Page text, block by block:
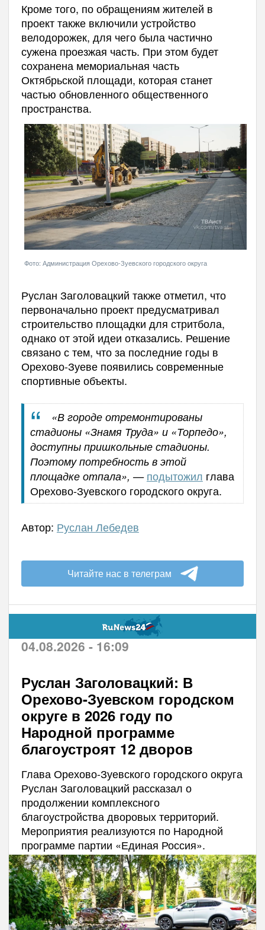
Кроме того, по обращениям жителей в
проект также включили устройство
велодорожек, для чего была частично
сужена проезжая часть. При этом будет
сохранена мемориальная часть
Октябрьской площади, которая станет
частью обновленного общественного
пространства.
Фото: Администрация Орехово-Зуевского городского округа
Руслан Заголовацкий также отметил, что
первоначально проект предусматривал
строительство площадки для стритбола,
однако от этой идеи отказались. Решение
связано с тем, что за последние годы в
Орехово-Зуеве появились современные
спортивные объекты.
«В городе отремонтированы
стадионы «Знамя Труда» и «Торпедо»,
доступны пришкольные стадионы.
Поэтому потребность в этой
площадке отпала», — подытожил глава
Орехово-Зуевского городского округа.
Автор: Руслан Лебедев
Читайте нас в телеграм
04.08.2026 - 16:09
Руслан Заголовацкий: В
Орехово-Зуевском городском
округе в 2026 году по
Народной программе
благоустроят 12 дворов
Глава Орехово-Зуевского городского округа
Руслан Заголовацкий рассказал о
продолжении комплексного
благоустройства дворовых территорий.
Мероприятия реализуются по Народной
программе партии «Единая Россия».